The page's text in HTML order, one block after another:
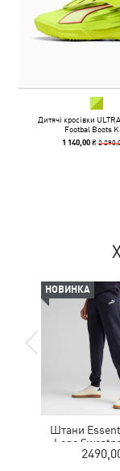
Дитячі кросівки
Footbal Boots
1 140,00 ₴2
НОВИНКА
Штани
Logo